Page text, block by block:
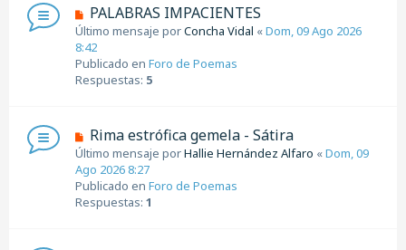
s
a
j
e
N
u
e
v
o
s
a
j
e
PALABRAS IMPACIENTES
Último mensaje porConcha Vidal «Dom, 09 Ago 2026
8:42
Publicado en Foro de Poemas
Respuestas: 5
N
u
e
v
o
Rima estrófica gemela - Sátira
Último mensaje porHallie Hernández Alfaro «Dom, 09
Ago 2026 8:27
Publicado en Foro de Poemas
Respuestas: 1